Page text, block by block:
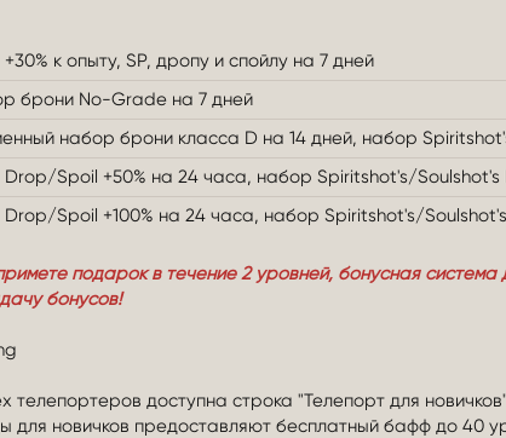
к опыту, SP, дропу и спойлу на 7 дней
брони No-Grade на 7 дней
набор брони класса D на 14 дней, набор
Drop/Spoil +50% на 24 часа, набор Spiritshot's/
Drop/Spoil +100% на 24 часа, набор Spiritshot's/
подарок в течение 2 уровней, бонусная
бонусов!
телепортеров доступна строка "Телепорт для
для новичков предоставляют бесплатный бафф до 40